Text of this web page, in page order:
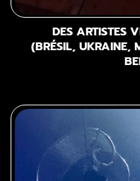
DES ARTISTES
(BRÉSIL, UKRAINE,